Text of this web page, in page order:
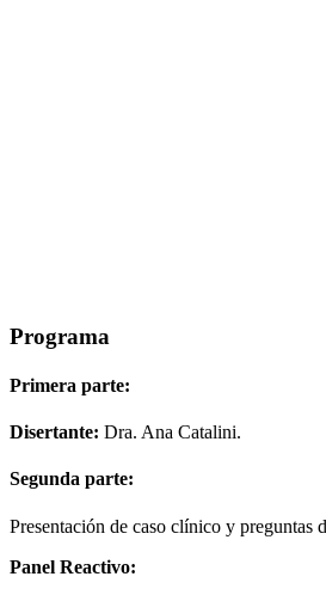
Programa
Primera parte:
Disertante: Dra. Ana Catalini.
Segunda parte:
Presentación de caso clínico y preguntas
Panel Reactivo: